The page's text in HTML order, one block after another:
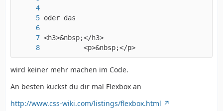
          <p>&nbsp;</p>
wird keiner mehr machen im Code.
An besten kuckst du dir mal Flexbox an
http://www.css-wiki.com/listings/flexbox.html